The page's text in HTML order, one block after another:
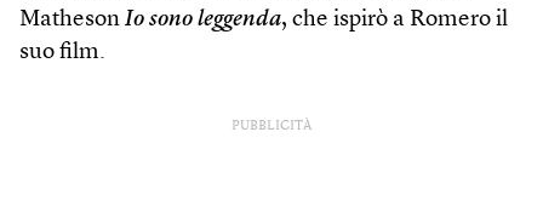
Matheson Io sono leggenda, che ispirò a Romero il
suo film.
PUBBLICITÀ